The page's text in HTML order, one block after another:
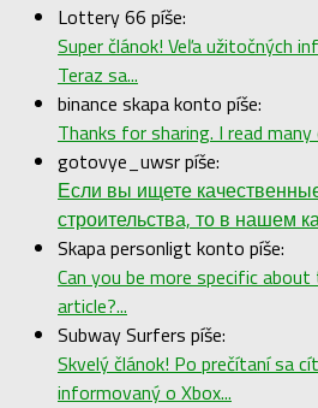
Lottery 66 píše:
Super článok! Veľa užitočných
Teraz sa...
binance skapa konto píše:
Thanks for sharing. I read
gotovye_uwsr píše:
Если вы ищете
строительства, то в нашем
Skapa personligt konto píše:
Can you be more specific
article?...
Subway Surfers píše:
Skvelý článok! Po prečítaní sa
informovaný o Xbox...